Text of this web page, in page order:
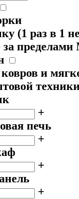
(1 раз в 1
и
+
печь
+
+
+